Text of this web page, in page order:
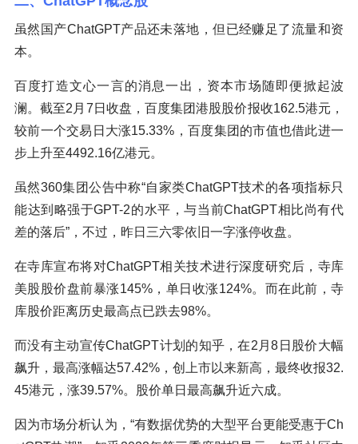
虽然国产ChatGPT产品还未落地，但已经赚足了流量和资
本。
百度打造文心一言的消息一出，资本市场随即便掀起波
澜。截至2月7日收盘，百度集团港股股价报收162.5港元，
较前一个交易日大涨15.33%，百度集团的市值也借此进一
步上升至4492.16亿港元。
虽然360集团公告中称“自家类ChatGPT技术的各项指标只
能达到略强于GPT-2的水平，与当前ChatGPT相比尚有代
差的落后”，不过，昨日三六零依旧一字涨停收盘。
在寺库宣布将对ChatGPT相关技术进行深度研究后，寺库
美股股价盘前暴涨145%，单日收涨124%。而在此前，寺
库股价距离历史最高点已跌去98%。
而没有主动宣传ChatGPT计划的知乎，在2月8日股价大幅
飙升，最高涨幅达57.42%，创上市以来新高，最终收报32.
45港元，涨39.57%。股价单日最高飙升近六成。
因为市场分析认为，“有数据优势的大型平台更能受惠于Ch